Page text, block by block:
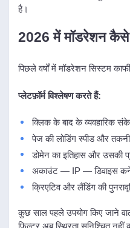
है।
2026 में मॉडरेशन कैसे
पिछले वर्षों में मॉडरेशन सिस्टम
प्लेटफ़ॉर्म विश्लेषण करते हैं:
क्लिक के बाद के व्यवहारिक
पेज की लोडिंग स्पीड और
डोमेन का इतिहास और उसकी
अकाउंट — IP — डिवाइस
क्रिएटिव और लैंडिंग की
कुछ साल पहले उपयोग किए जाने
फ़िल्टर अब स्थिरता सुनिश्चित नहीं